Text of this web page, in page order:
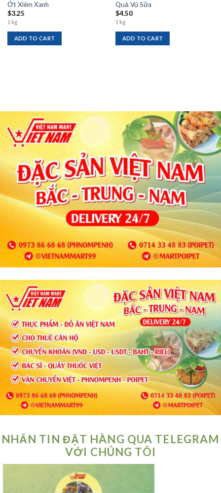
Ớt Xiêm Xanh
$3.25
1 kg
ADD TO CART
Quả Vú Sữa
$4.50
1 kg
ADD TO CART
NHẮN TIN ĐẶT HÀNG QUA TELEGRAM
VỚI CHÚNG TÔI